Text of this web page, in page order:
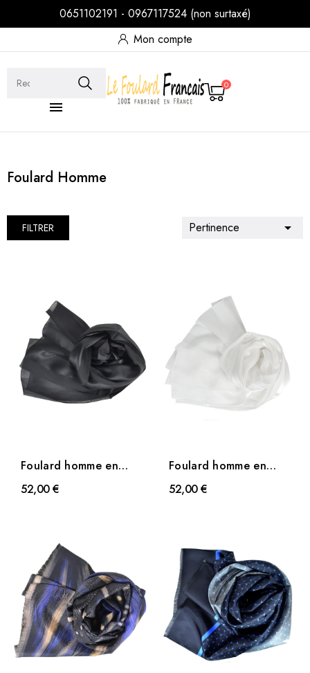
0651102191 - 0967117524 (non surtaxé)
Mon compte

0
Foulard Homme
FILTRER Pertinence 
Foulard homme en
soie bande satin noir
52,00 €
Foulard homme en
soie bande satin blanc
52,00 €